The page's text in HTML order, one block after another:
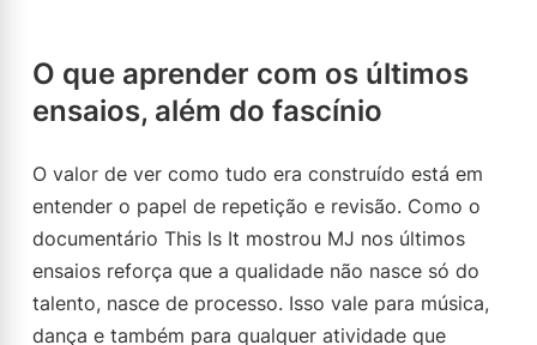
O que aprender com os últimos
ensaios, além do fascínio
O valor de ver como tudo era construído está em
entender o papel de repetição e revisão. Como o
documentário This Is It mostrou MJ nos últimos
ensaios reforça que a qualidade não nasce só do
talento, nasce de processo. Isso vale para música,
dança e também para qualquer atividade que